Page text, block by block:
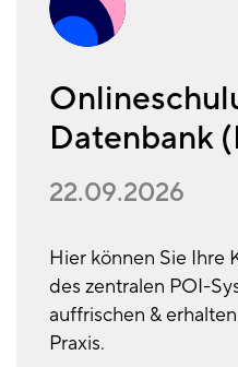
Datenbank
22.09.2026
Hier können Sie Ihre
des zentralen POI-
auffrischen &
Praxis.